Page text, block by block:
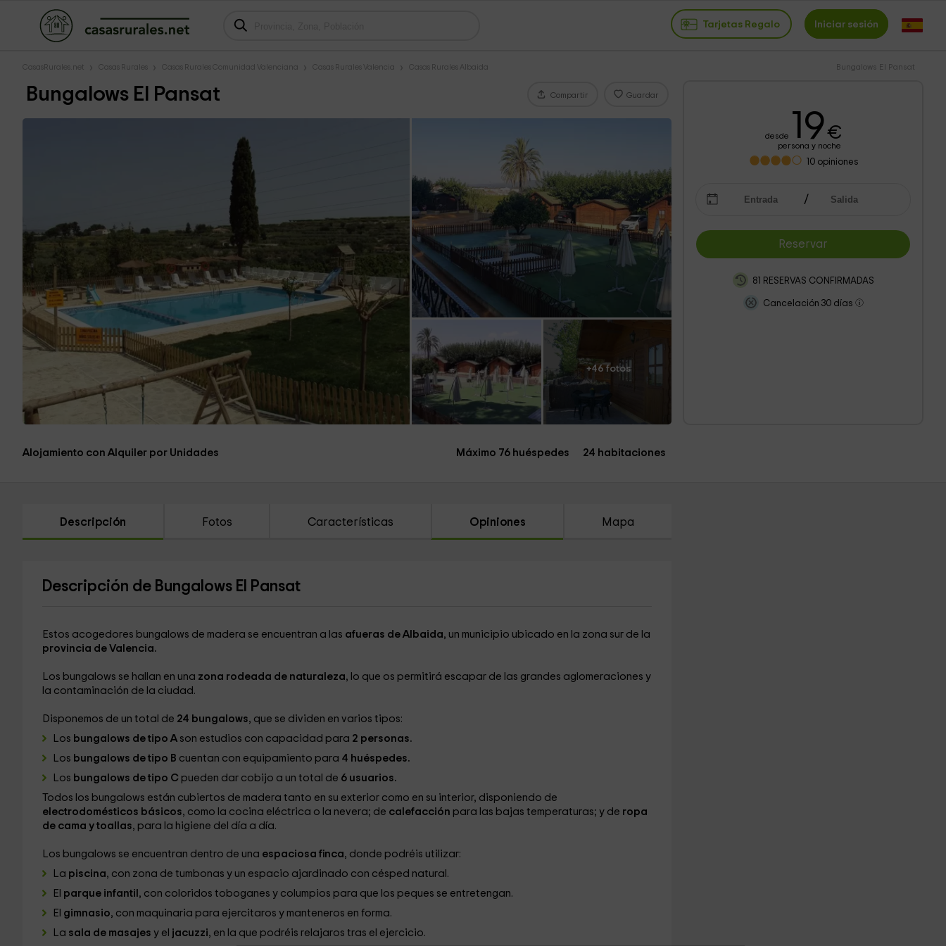
Tarjetas Regalo Iniciar sesión
CasasRurales.net Casas Rurales Casas Rurales Comunidad Valenciana Casas Rurales Valencia Casas Rurales Albaida Bungalows El Pansat
Bungalows El Pansat Compartir Guardar
+46 fotos
desde 19€
persona y noche
10opiniones
Reservar
81 RESERVAS CONFIRMADAS
Cancelación 30 días
Alojamiento con Alquiler por Unidades Máximo 76 huéspedes 24 habitaciones
Descripción Fotos Características Opiniones Mapa
Descripción de Bungalows El Pansat
Estos acogedores bungalows de madera se encuentran a las afueras de Albaida, un municipio ubicado en la zona sur de la
provincia de Valencia.
Los bungalows se hallan en una zona rodeada de naturaleza, lo que os permitirá escapar de las grandes aglomeraciones y
la contaminación de la ciudad.
Disponemos de un total de 24 bungalows, que se dividen en varios tipos:
Los bungalows de tipo Ason estudios con capacidad para 2 personas.
Los bungalows de tipo B cuentan con equipamiento para 4 huéspedes.
Los bungalows de tipo Cpueden dar cobijo a un total de 6 usuarios.
Todos los bungalows están cubiertos de madera tanto en su exterior como en su interior, disponiendo de
electrodomésticos básicos, como la cocina eléctrica o la nevera; de calefacción para las bajas temperaturas; y de ropa
de cama y toallas, para la higiene del día a día.
Los bungalows se encuentran dentro de una espaciosa finca, donde podréis utilizar:
La piscina, con zona de tumbonas y un espacio ajardinado con césped natural.
El parque infantil , con coloridos toboganes y columpios para que los peques se entretengan.
El gimnasio, con maquinaria para ejercitaros y manteneros en forma.
La sala de masajes y el jacuzzi, en la que podréis relajaros tras el ejercicio.